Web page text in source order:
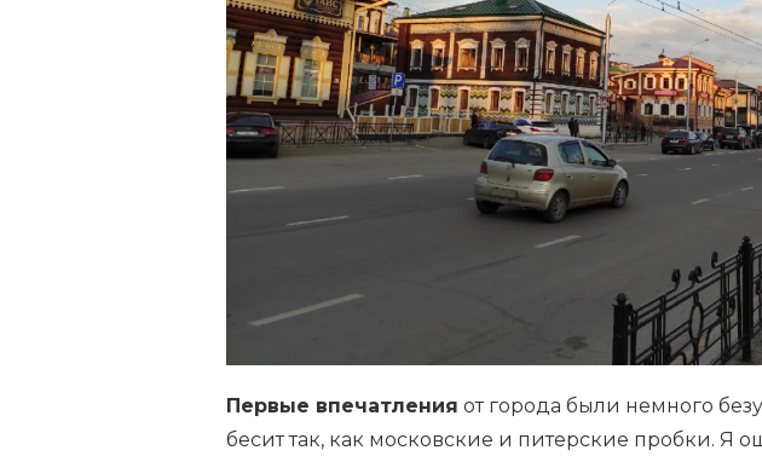
Первые впечатления от города были немного
бесит так, как московские и питерские пробки. Я